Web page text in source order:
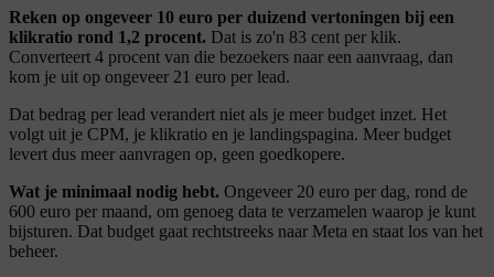
Reken op ongeveer 10 euro per duizend vertoningen bij een
klikratio rond 1,2 procent. Dat is zo'n 83 cent per klik.
Converteert 4 procent van die bezoekers naar een aanvraag, dan
kom je uit op ongeveer 21 euro per lead.
Dat bedrag per lead verandert niet als je meer budget inzet. Het
volgt uit je CPM, je klikratio en je landingspagina. Meer budget
levert dus meer aanvragen op, geen goedkopere.
Wat je minimaal nodig hebt. Ongeveer 20 euro per dag, rond de
600 euro per maand, om genoeg data te verzamelen waarop je kunt
bijsturen. Dat budget gaat rechtstreeks naar Meta en staat los van het
beheer.